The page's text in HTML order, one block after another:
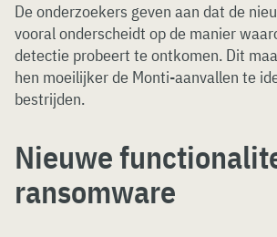
De onderzoekers geven aan dat de
vooral onderscheidt op de manier
detectie probeert te ontkomen. Dit
hen moeilijker de Monti-aanvallen te
bestrijden.
Nieuwe
ransomware